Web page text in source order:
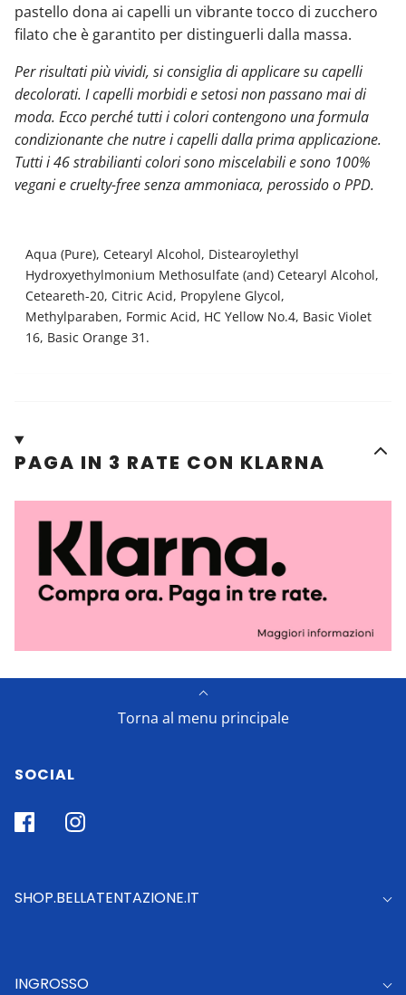
pastello dona ai capelli un vibrante tocco di zucchero
filato che è garantito per distinguerli dalla massa.
Per risultati più vividi, si consiglia di applicare su capelli
decolorati. I capelli morbidi e setosi non passano mai di
moda. Ecco perché tutti i colori contengono una formula
condizionante che nutre i capelli dalla prima applicazione.
Tutti i 46 strabilianti colori sono miscelabili e sono 100%
vegani e cruelty-free senza ammoniaca, perossido o PPD.
Aqua (Pure), Cetearyl Alcohol, Distearoylethyl
Hydroxyethylmonium Methosulfate (and) Cetearyl Alcohol,
Ceteareth-20, Citric Acid, Propylene Glycol,
Methylparaben, Formic Acid, HC Yellow No.4, Basic Violet
16, Basic Orange 31.
PAGA IN 3 RATE CON KLARNA
Torna al menu principale
SOCIAL
SHOP.BELLATENTAZIONE.IT
INGROSSO